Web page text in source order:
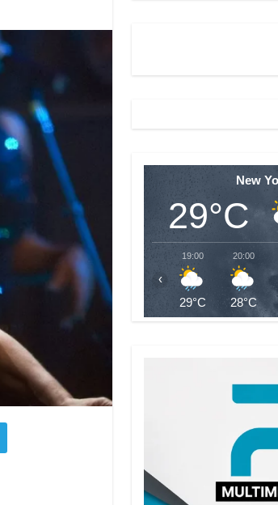
მუხლი 13 წლამდე პატიმრობას
New
29°C
19:00
29°C
20:00
28°C
‹